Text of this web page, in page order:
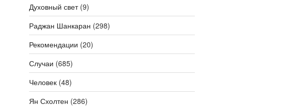
Духовный свет(9)
Раджан Шанкаран (298)
Рекомендации (20)
Случаи (685)
Человек(48)
Ян Схолтен (286)